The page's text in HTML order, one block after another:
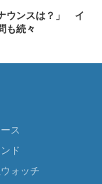
ウンスは？」 イ
も続々
ス
ド
ォッチ